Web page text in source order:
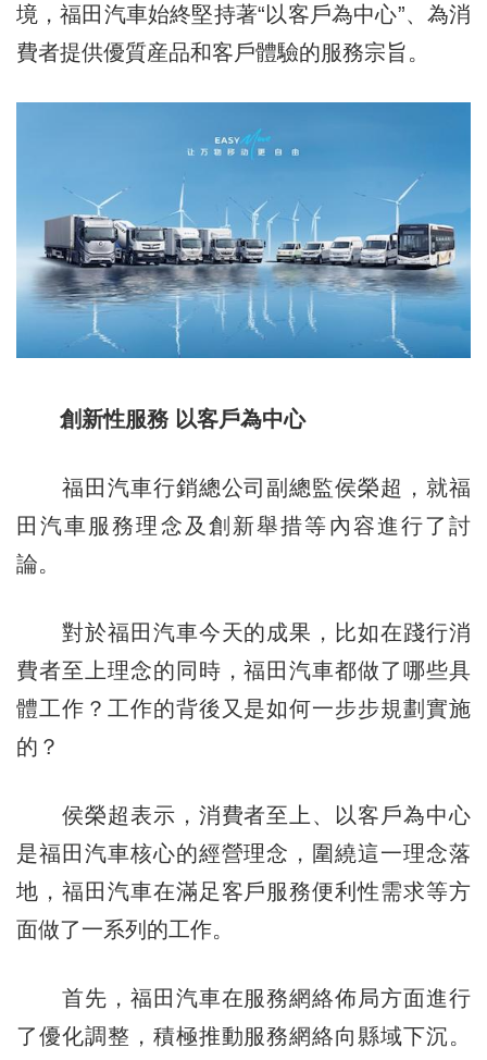
境，福田汽車始終堅持著“以客戶為中心”、為消
費者提供優質産品和客戶體驗的服務宗旨。
創新性服務 以客戶為中心
福田汽車行銷總公司副總監侯榮超，就福
田汽車服務理念及創新舉措等內容進行了討
論。
對於福田汽車今天的成果，比如在踐行消
費者至上理念的同時，福田汽車都做了哪些具
體工作？工作的背後又是如何一步步規劃實施
的？
侯榮超表示，消費者至上、以客戶為中心
是福田汽車核心的經營理念，圍繞這一理念落
地，福田汽車在滿足客戶服務便利性需求等方
面做了一系列的工作。
首先，福田汽車在服務網絡佈局方面進行
了優化調整，積極推動服務網絡向縣域下沉。